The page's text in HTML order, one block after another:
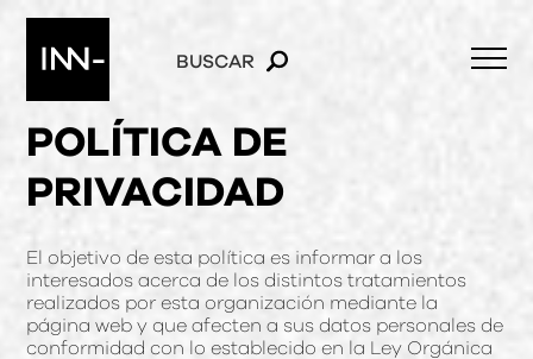
BUSCAR
POLÍTICA DE
PRIVACIDAD
El objetivo de esta política es informar a los
interesados acerca de los distintos tratamientos
realizados por esta organización mediante la
página web y que afecten a sus datos personales de
conformidad con lo establecido en la Ley Orgánica